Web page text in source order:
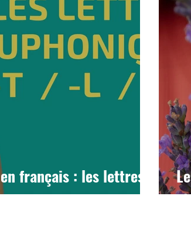
français : les lettres